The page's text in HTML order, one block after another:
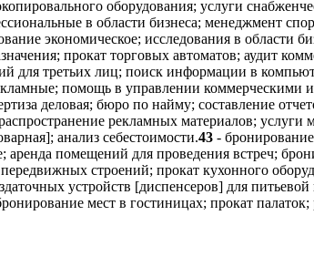
оборудования; услуги
в области бизнеса; менеджмент
экономическое; исследования в области
прокат торговых автоматов; аудит
для третьих лиц; поиск информации в
помощь в управлении
деловая; бюро по найму; составление
рекламных материалов;
анализ себестоимости.43 -
помещений для проведения встреч;
строений; прокат кухонного
устройств [диспенсеров] для
мест в гостиницах; прокат